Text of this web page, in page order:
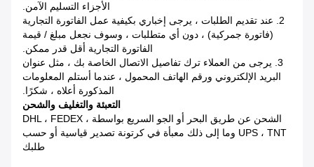
الأجزاء التسليم الآمن.
2. عند تقديم الطلبات ، يرجى إخباري بكيفية عمل الفاتورة التجارية
(فاتورة جمركية) ، دون أي متطلبات ، وسوف نجعل مبلغ / قيمة
الفاتورة التجارية أقل قدر ممكن.
3. يرجى من العملاء ترك تفاصيل الاتصال الخاصة بك ، مثل عنوان
البريد الإلكتروني ورقم الهاتف المحمول ، عندما أستلم المعلومات
المذكورة أعلاه ، شكرًا.
التعبئة والتغليف والشحن
الشحن عن طريق البحر أو الجو السريع بواسطة DHL ، FEDEX ،
UPS ، TNT وما إلى ذلك معبأة في كرتونة تصدير قياسية أو حسب
طلبك